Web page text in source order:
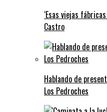
‘Esas viejas
Castro
Hablando de
Los Pedroches